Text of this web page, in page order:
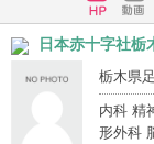
ホームペ
ージ
動画
日本赤十字社栃
栃木県
内科 精
形外科